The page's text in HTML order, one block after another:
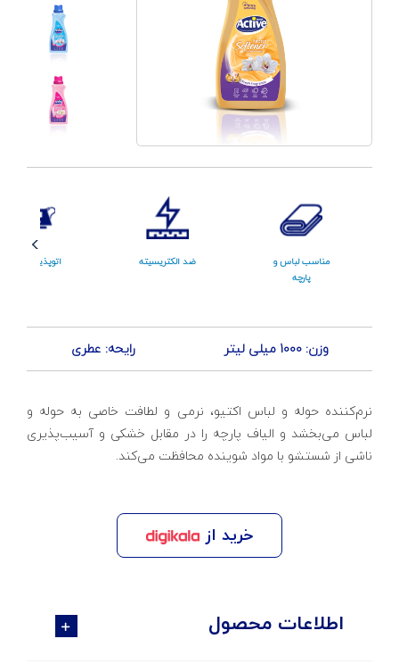
مناسب لباس و
پارچه
ضد الکتریسیته اتوپذیری آسان
وزن: 1000 میلی لیتر رایحه: عطری
نرم‌کننده حوله و لباس اکتیو، نرمی و لطافت خاصی به حوله و
لباس می‌بخشد و الیاف پارچه را در مقابل خشکی و آسیب‌پذیری
ناشی از شستشو با مواد شوینده محافظت می‌کند.
خرید از
اطلاعات محصول